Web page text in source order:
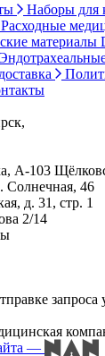
Наборы для
Расходные
А-103
Солнечная, 46
д. 31, стр. 1
2/14
—